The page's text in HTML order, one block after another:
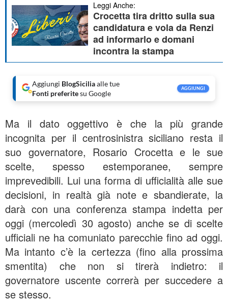
Leggi Anche:
Crocetta tira dritto sulla sua
candidatura e vola da Renzi
ad informarlo e domani
incontra la stampa
Aggiungi BlogSiciliaalle tue
Fonti preferitesu Google
AGGIUNGI
Ma il dato oggettivo è che la più grande
incognita per il centrosinistra siciliano resta il
suo governatore, Rosario Crocetta e le sue
scelte, spesso estemporanee, sempre
imprevedibili. Lui una forma di ufficialità alle sue
decisioni, in realtà già note e sbandierate, la
darà con una conferenza stampa indetta per
oggi (mercoledì 30 agosto) anche se di scelte
ufficiali ne ha comuniato parecchie fino ad oggi.
Ma intanto c’è la certezza (fino alla prossima
smentita) che non si tirerà indietro: il
governatore uscente correrà per succedere a
se stesso.